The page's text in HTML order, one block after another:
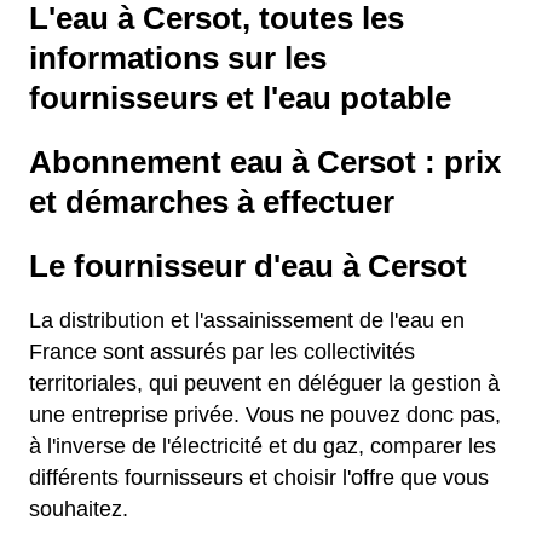
L'eau à Cersot, toutes les
informations sur les
fournisseurs et l'eau potable
Abonnement eau à Cersot : prix
et démarches à effectuer
Le fournisseur d'eau à Cersot
La distribution et l'assainissement de l'eau en
France sont assurés par les collectivités
territoriales, qui peuvent en déléguer la gestion à
une entreprise privée. Vous ne pouvez donc pas,
à l'inverse de l'électricité et du gaz, comparer les
différents fournisseurs et choisir l'offre que vous
souhaitez.